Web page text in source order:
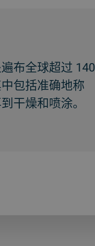
布全球超过 140
包括准确地称
干燥和喷涂。